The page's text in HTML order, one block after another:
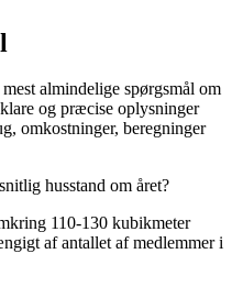
almindelige spørgsmål om
og præcise oplysninger
omkostninger, beregninger
husstand om året?
110-130 kubikmeter
af antallet af medlemmer i